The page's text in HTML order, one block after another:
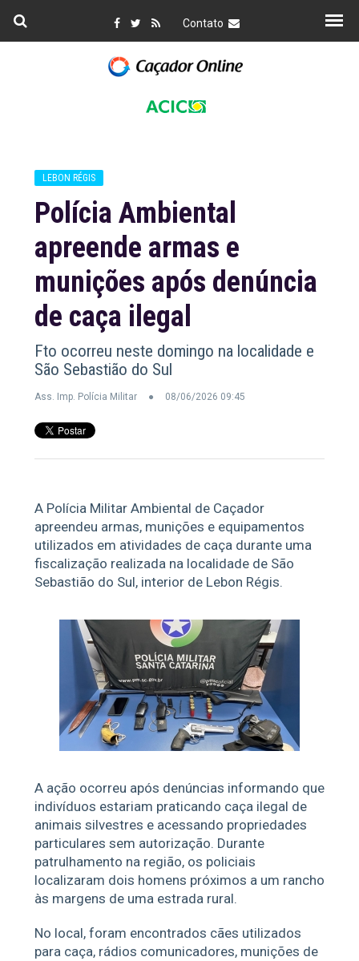
Contato
LEBON RÉGIS
Polícia Ambiental
apreende armas e
munições após denúncia
de caça ilegal
Fto ocorreu neste domingo na localidade e
São Sebastião do Sul
Ass. Imp. Polícia Militar 08/06/2026 09:45
A Polícia Militar Ambiental de Caçador
apreendeu armas, munições e equipamentos
utilizados em atividades de caça durante uma
fiscalização realizada na localidade de São
Sebastião do Sul, interior de Lebon Régis.
A ação ocorreu após denúncias informando que
indivíduos estariam praticando caça ilegal de
animais silvestres e acessando propriedades
particulares sem autorização. Durante
patrulhamento na região, os policiais
localizaram dois homens próximos a um rancho
às margens de uma estrada rural.
No local, foram encontrados cães utilizados
para caça, rádios comunicadores, munições de